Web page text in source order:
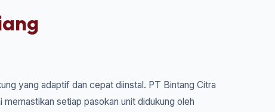
yang adaptif dan cepat diinstal. PT Bintang Citra
setiap pasokan unit didukung oleh